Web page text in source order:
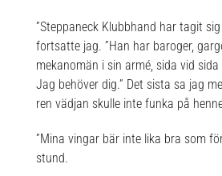
”Steppaneck Klubbhand har tagit sig
fortsatte jag. ”Han har baroger,
mekanomän i sin armé, sida vid
Jag behöver dig.” Det sista sa jag
ren vädjan skulle inte funka på
”Mina vingar bär inte lika bra som
stund.